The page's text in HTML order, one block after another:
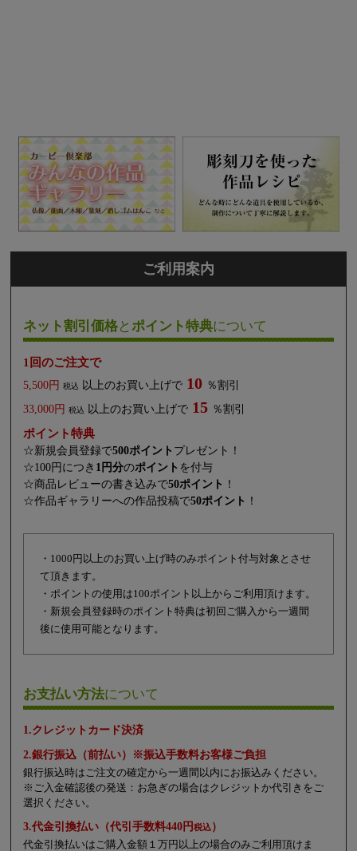
ご利用案内
ネット割引価格とポイント特典について
1回のご注文で
5,500円 税込 以上のお買い上げで 10 ％割引
33,000円
税込 以上のお買い上げで 15 ％割引
ポイント特典
☆新規会員登録で500ポイント プレゼント！
☆100円につき 1円分のポイント を付与
☆商品レビューの書き込みで50ポイント ！
☆作品ギャラリーへの作品投稿で50ポイント ！
・1000円以上のお買い上げ時のみポイント付与対象とさせ
て頂きます。
・ポイントの使用は100ポイント以上からご利用頂けます。
・新規会員登録時のポイント特典は初回ご購入から一週間
後に使用可能となります。
お支払い方法について
1.クレジットカード決済
2.銀行振込（前払い）※振込手数料お客様ご負担
銀行振込時はご注文の確定から一週間以内にお振込みください。
※ご入金確認後の発送：お急ぎの場合はクレジットか代引きをご
選択ください。
3.代金引換払い（代引手数料440円税込）
代金引換払いはご購入金額１万円以上の場合のみご利用頂けま